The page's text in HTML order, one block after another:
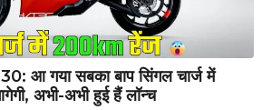
आ गया सबका बाप सिंगल चार्ज में
अभी-अभी हुई हैं लॉन्च